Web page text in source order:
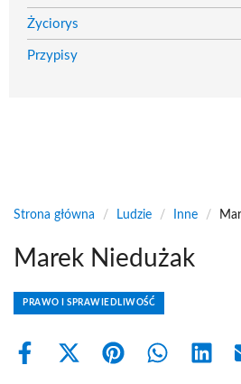
Życiorys
Przypisy
Strona główna / Ludzie / Inne /
Marek Niedużak
PRAWO I SPRAWIEDLIWOŚĆ
Share
Share Share Share Share